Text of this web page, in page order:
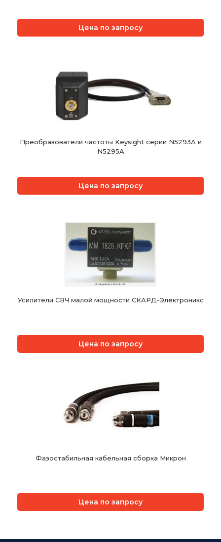
Цена по запросу
Преобразователи частоты Keysight серии N5293A и
N5295A
Цена по запросу
Усилители СВЧ малой мощности СКАРД-Электроникс
Цена по запросу
Фазостабильная кабельная сборка Микрон
Цена по запросу